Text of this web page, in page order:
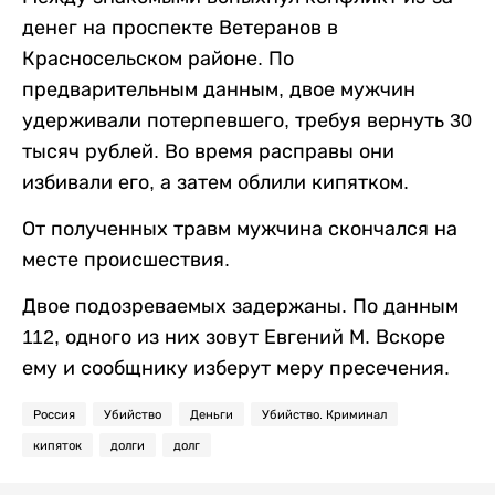
денег на проспекте Ветеранов в
Красносельском районе. По
предварительным данным, двое мужчин
удерживали потерпевшего, требуя вернуть 30
тысяч рублей. Во время расправы они
избивали его, а затем облили кипятком.
От полученных травм мужчина скончался на
месте происшествия.
Двое подозреваемых задержаны. По данным
112, одного из них зовут Евгений М. Вскоре
ему и сообщнику изберут меру пресечения.
Россия Убийство Деньги Убийство. Криминал
кипяток долги долг